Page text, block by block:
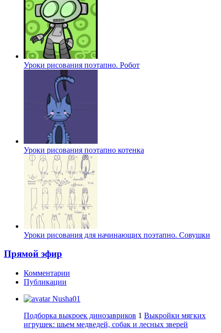
Уроки рисования поэтапно. Робот
Уроки рисования поэтапно котенка
Уроки рисования для начинающих поэтапно. Совушки
Прямой эфир
Комментарии
Публикации
Nusha01
Подборка выкроек динозавриков 1 Выкройки мягких
игрушек: шьем медведей, собак и лесных зверей